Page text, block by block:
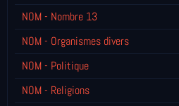
NOM - Nombre 13
NOM - Organismes divers
NOM - Politique
NOM - Religions